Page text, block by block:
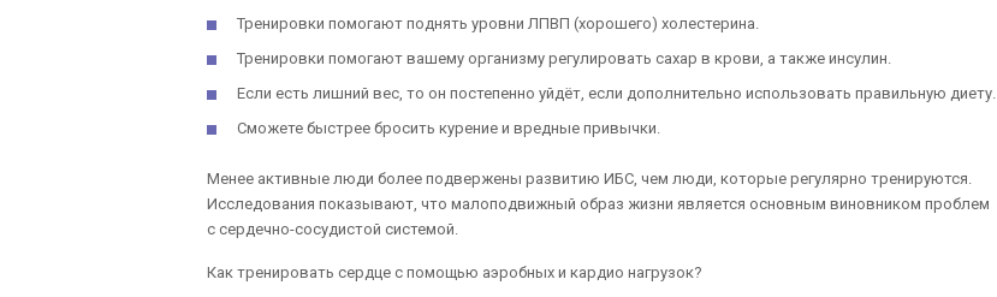
Тренировки помогают поднять уровни ЛПВП (хорошего) холестерина.
Тренировки помогают вашему организму регулировать сахар в крови, а также инсулин.
Если есть лишний вес, то он постепенно уйдёт, если дополнительно использовать правильную диету.
Сможете быстрее бросить курение и вредные привычки.
Менее активные люди более подвержены развитию ИБС, чем люди, которые регулярно тренируются.
Исследования показывают, что малоподвижный образ жизни является основным виновником проблем
с сердечно-сосудистой системой.
Как тренировать сердце с помощью аэробных и кардио нагрузок?